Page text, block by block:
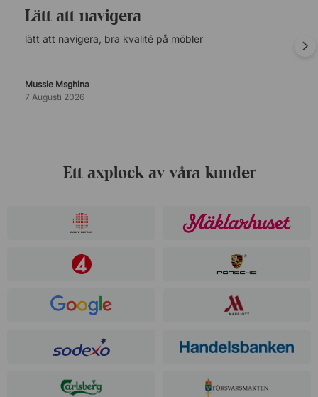
lätt att navigera
lätt att navigera, bra kvalité på möbler
Mussie Msghina
7 Augusti 2026
Ett axplock av våra kunder